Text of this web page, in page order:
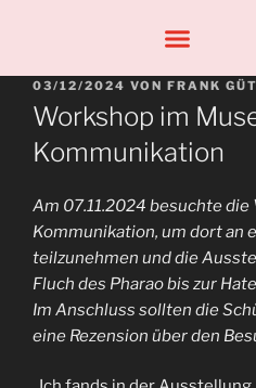
03/12/2024 VON FRANK
Workshop im
Kommunikation
Am 07.11.2024 besuchte die
Kommunikation, um dort an
teilzunehmen und die
Fluch des Pharao bis zur
Im Anschluss sollten die
eine Rezension über den